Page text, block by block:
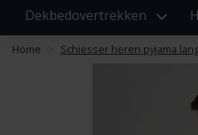
Dekbedovertrekken
Home Schiesser heren pyjama